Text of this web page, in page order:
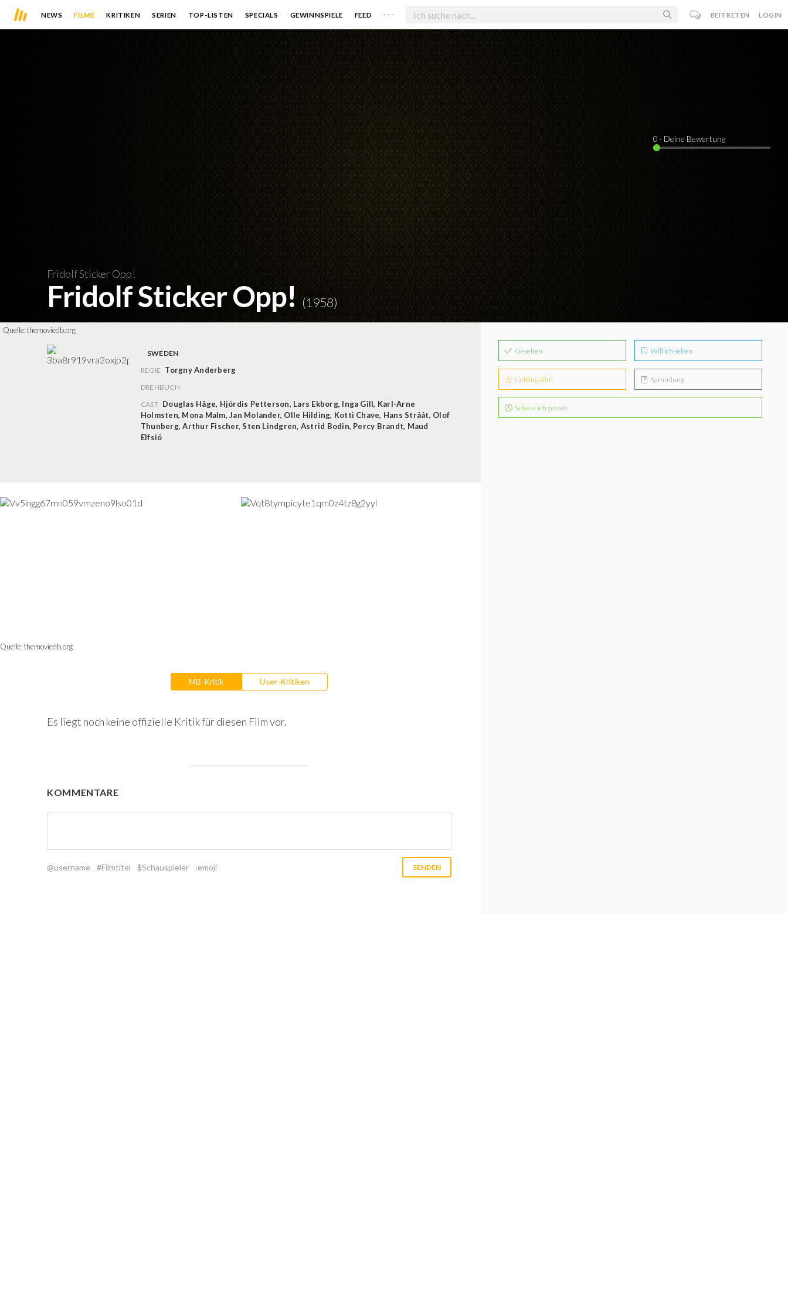
NEWS FILME KRITIKEN SERIEN TOP-LISTEN SPECIALS GEWINNSPIELE FEED . . . BEITRETEN LOGIN
Fridolf Sticker Opp!
Fridolf Sticker Opp! (1958)
0 · Deine Bewertung
Quelle:themoviedb.org
SWEDEN
REGIE Torgny Anderberg
DREHBUCH
CAST Douglas Håge, Hjördis Petterson, Lars Ekborg, Inga Gill, Karl-Arne
Holmsten, Mona Malm,Jan Molander, Olle Hilding, Kotti Chave, Hans Strååt, Olof
Thunberg,Arthur Fischer,Sten Lindgren, Astrid Bodin, Percy Brandt, Maud
Elfsiö
Quelle:themoviedb.org
MB-Kritik User-Kritiken
Es liegt noch keine offizielle Kritik für diesen Film vor.
KOMMENTARE
@username #Filmtitel $Schauspieler :emoji
Gesehen Will ich sehen
Lieblingsfilm Sammlung
Schaue ich gerade